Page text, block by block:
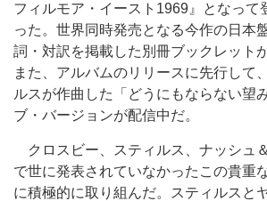
フィルモア・イースト1969』となって
った。世界同時発売となる今作の日本
詞・対訳を掲載した別冊ブックレット
また、アルバムのリリースに先行して
ルスが作曲した「どうにもならない望
ブ・バージョンが配信中だ。
クロスビー、スティルス、ナッシュ
で世に発表されていなかったこの貴重
に積極的に取り組んだ。スティルスと